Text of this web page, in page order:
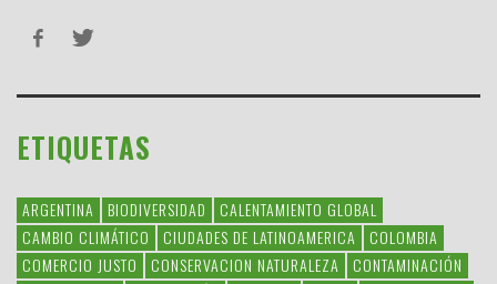
ETIQUETAS
ARGENTINA BIODIVERSIDAD
CALENTAMIENTO GLOBAL
CAMBIO CLIMÁTICO
CIUDADES DE LATINOAMERICA
COLOMBIA
COMERCIO JUSTO
CONSERVACION NATURALEZA
CONTAMINACIÓN